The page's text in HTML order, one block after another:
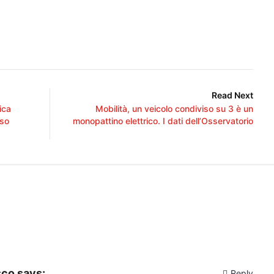
Read Next
Mobilità, un veicolo condiviso su 3 è un
monopattino elettrico. I dati dell’Osservatorio